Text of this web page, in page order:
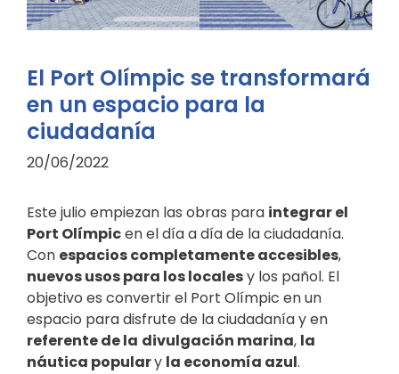
El Port Olímpic se transformará
en un espacio para la
ciudadanía
20/06/2022
Este julio empiezan las obras para integrar el
Port Olímpicen el día a día de la ciudadanía.
Con espacios completamente accesibles,
nuevos usos para los localesy los pañol. El
objetivo es convertir el Port Olímpic en un
espacio para disfrute de la ciudadanía y en
referente de la divulgación marina, la
náutica populary la economía azul.